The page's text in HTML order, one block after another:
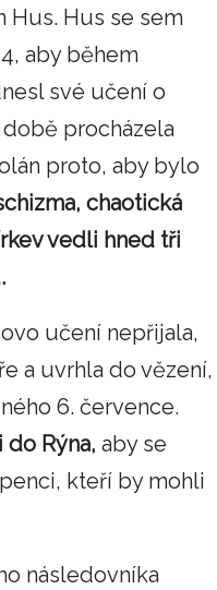
Hus. Hus se sem
aby během
své učení o
procházela
proto, aby bylo
chaotická
vedli hned tři
učení nepřijala,
a uvrhla do vězení,
6. července.
Rýna, aby se
kteří by mohli
následovníka